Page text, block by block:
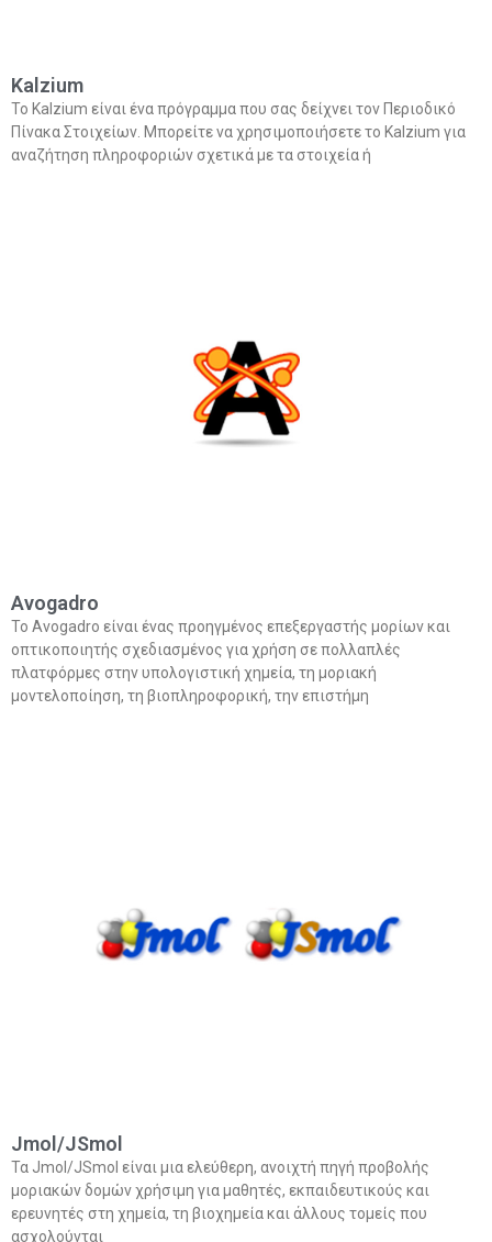
Κalzium
Το Kalzium είναι ένα πρόγραμμα που σας δείχνει τον Περιοδικό
Πίνακα Στοιχείων. Μπορείτε να χρησιμοποιήσετε το Kalzium για
αναζήτηση πληροφοριών σχετικά με τα στοιχεία ή
Avogadro
Το Avogadro είναι ένας προηγμένος επεξεργαστής μορίων και
οπτικοποιητής σχεδιασμένος για χρήση σε πολλαπλές
πλατφόρμες στην υπολογιστική χημεία, τη μοριακή
μοντελοποίηση, τη βιοπληροφορική, την επιστήμη
Jmol/JSmol
Τα Jmol/JSmol είναι μια ελεύθερη, ανοιχτή πηγή προβολής
μοριακών δομών χρήσιμη για μαθητές, εκπαιδευτικούς και
ερευνητές στη χημεία, τη βιοχημεία και άλλους τομείς που
ασχολούνται